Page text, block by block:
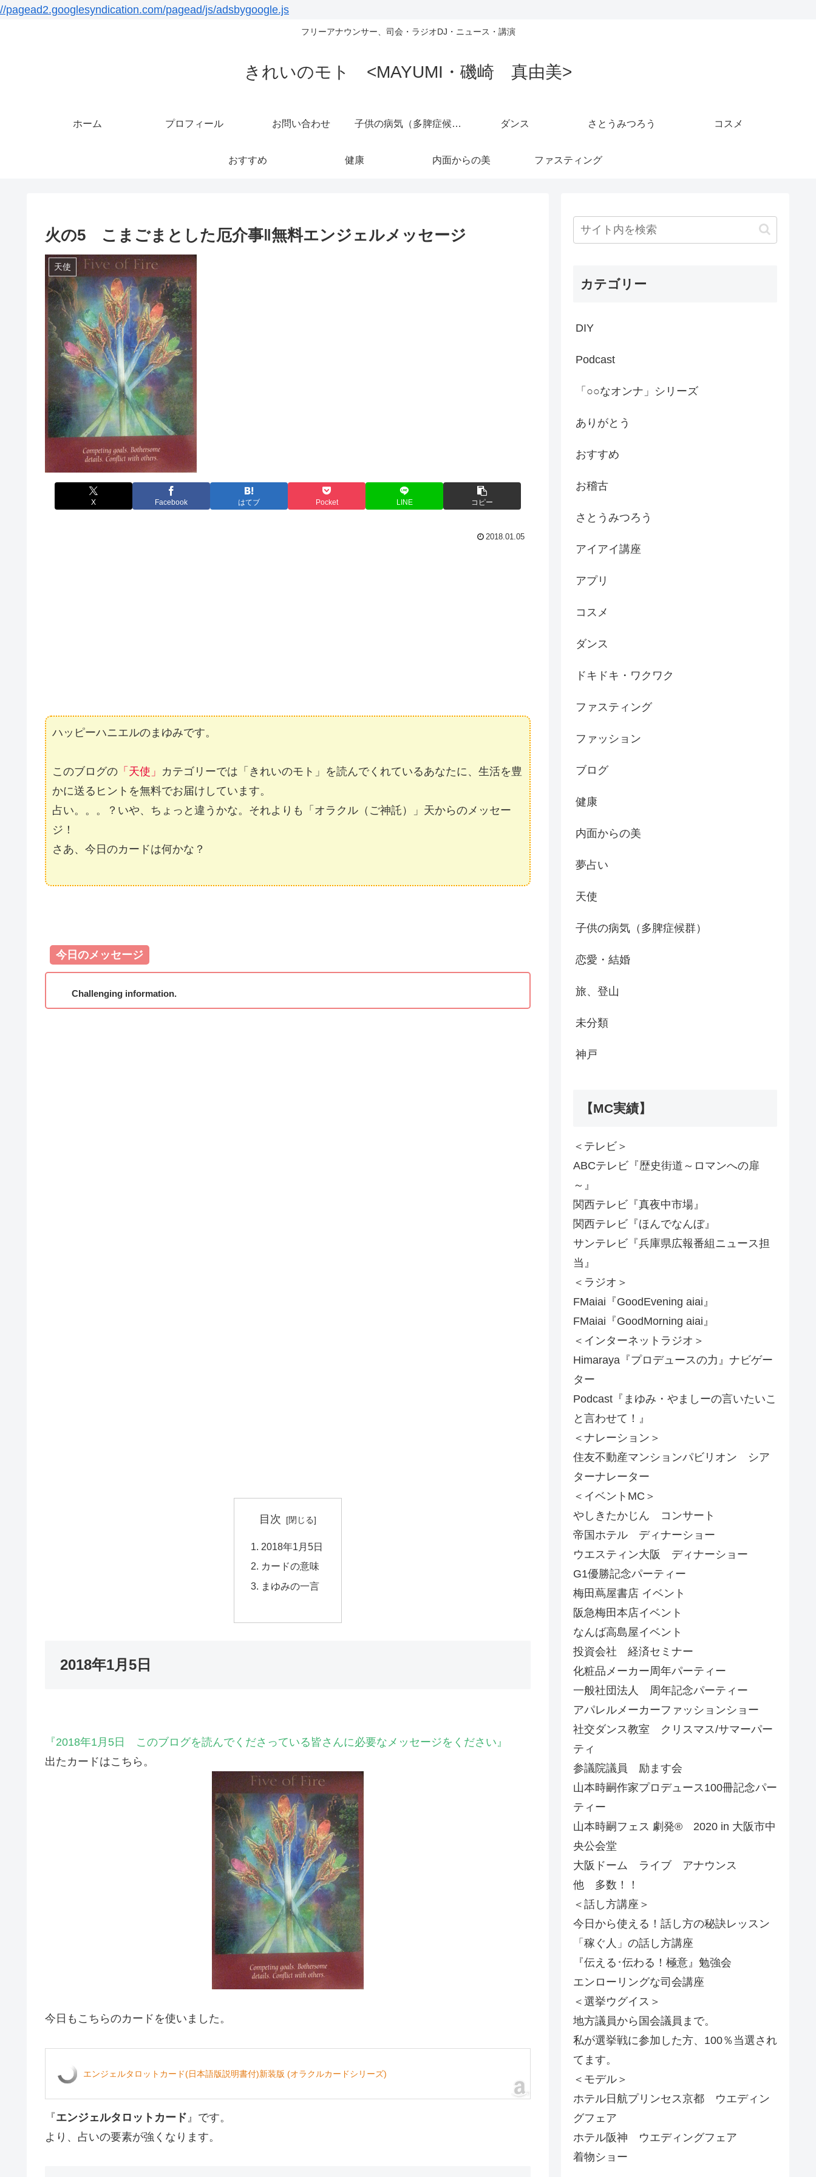
//pagead2.googlesyndication.com/pagead/js/adsbygoogle.js
フリーアナウンサー、司会・ラジオDJ・ニュース・講演
きれいのモト <MAYUMI・磯崎 真由美>
ホーム プロフィール お問い合わせ 子供の病気（多脾症候群） ダンス さとうみつろう コスメ
おすすめ 健康 内面からの美 ファスティング
火の5 こまごまとした厄介事‖無料エンジェルメッセージ
天使
X Facebook はてブ Pocket LINE コピー
2018.01.05
ハッピーハニエルのまゆみです。
このブログの 「天使」 カテゴリーでは「きれいのモト」を読んでくれているあなたに、生活を豊
かに送るヒントを無料でお届けしています。
占い。。。？いや、ちょっと違うかな。それよりも「オラクル（ご神託）」天からのメッセー
ジ！
さあ、今日のカードは何かな？
今日のメッセージ
Challenging information.
目次
2018年1月5日
カードの意味
まゆみの一言
2018年1月5日
『2018年1月5日 このブログを読んでくださっている皆さんに必要なメッセージをください』
出たカードはこちら。
今日もこちらのカードを使いました。
エンジェルタロットカード(日本語版説明書付)新装版 (オラクルカードシリーズ)
『エンジェルタロットカード 』です。
より、占いの要素が強くなります。
カテゴリー
DIY
Podcast
「○○なオンナ」シリーズ
ありがとう
おすすめ
お稽古
さとうみつろう
アイアイ講座
アプリ
コスメ
ダンス
ドキドキ・ワクワク
ファスティング
ファッション
ブログ
健康
内面からの美
夢占い
天使
子供の病気（多脾症候群）
恋愛・結婚
旅、登山
未分類
神戸
【MC実績】
＜テレビ＞
ABCテレビ『歴史街道～ロマンへの扉
～』
関西テレビ『真夜中市場』
関西テレビ『ほんでなんぼ』
サンテレビ『兵庫県広報番組ニュース担
当』
＜ラジオ＞
FMaiai『GoodEvening aiai』
FMaiai『GoodMorning aiai』
＜インターネットラジオ＞
Himaraya『プロデュースの力』ナビゲー
ター
Podcast『まゆみ・やましーの言いたいこ
と言わせて！』
＜ナレーション＞
住友不動産マンションパビリオン シア
ターナレーター
＜イベントMC＞
やしきたかじん コンサート
帝国ホテル ディナーショー
ウエスティン大阪 ディナーショー
G1優勝記念パーティー
梅田蔦屋書店 イベント
阪急梅田本店イベント
なんば高島屋イベント
投資会社 経済セミナー
化粧品メーカー周年パーティー
一般社団法人 周年記念パーティー
アパレルメーカーファッションショー
社交ダンス教室 クリスマス/サマーパー
ティ
参議院議員 励ます会
山本時嗣作家プロデュース100冊記念パー
ティー
山本時嗣フェス 劇発®︎ 2020 in 大阪市中
央公会堂
大阪ドーム ライブ アナウンス
他 多数！！
＜話し方講座＞
今日から使える！話し方の秘訣レッスン
「稼ぐ人」の話し方講座
『伝える･伝わる！極意』勉強会
エンローリングな司会講座
＜選挙ウグイス＞
地方議員から国会議員まで。
私が選挙戦に参加した方、100％当選され
てます。
＜モデル＞
ホテル日航プリンセス京都 ウエディン
グフェア
ホテル阪神 ウエディングフェア
着物ショー